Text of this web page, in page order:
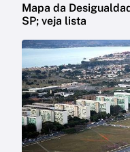
Mapa da
SP; veja lista